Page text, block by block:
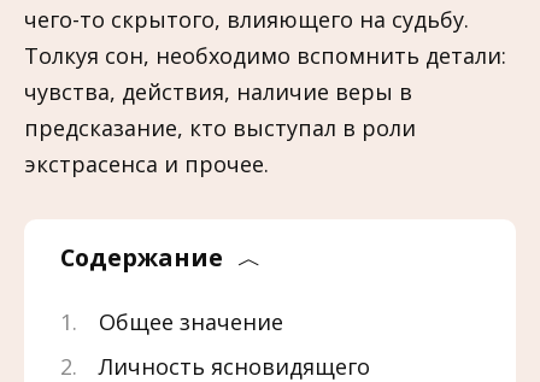
чего-то скрытого, влияющего на судьбу.
Толкуя сон, необходимо вспомнить детали:
чувства, действия, наличие веры в
предсказание, кто выступал в роли
экстрасенса и прочее.
Содержание
Общее значение
Личность ясновидящего